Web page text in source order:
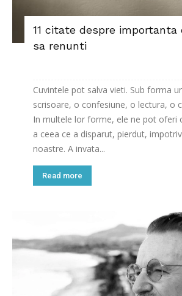
11 citate despre importanta
sa renunti
Cuvintele pot salva vieti. Sub forma
scrisoare, o confesiune, o lectura, o
In multele lor forme, ele ne pot oferi
a ceea ce a disparut, pierdut,
noastre. A invata...
Read more